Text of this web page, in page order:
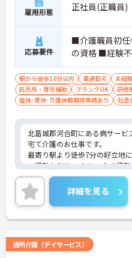
雇用形態 正社員(正職員)
応募要件
■介護職員初任
の資格 ■経験
駅から徒歩10分以内 車通勤可 未経
託児所・育児補助
ブランクOK
研修
産休･育休･介護休暇取得実績あり
社会
北葛城郡河合町にある病サービ
宅て介護のお仕事です。
最寄り駅より徒歩7分の好立地
ー通勤もOKとストレスなく通
一つ。もちろん無料駐車場も
勤務体制はシフト制なので、ラ
せた働き方が可能。ご家庭をお
い職場です。また育児休業の取
託児所があり、将来結婚や出産
ご興味がある方は是非一度マイ
せください。さらに詳細などお
詳細を見る
通所介護（デイサービス）